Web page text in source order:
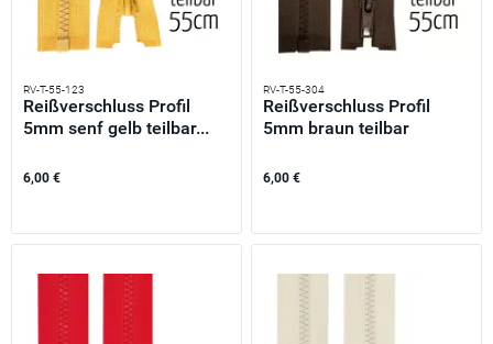
RV-T-55-123
Reißverschluss Profil
5mm senf gelb teilbar...
6,00 €
RV-T-55-304
Reißverschluss Profil
5mm braun teilbar
6,00 €